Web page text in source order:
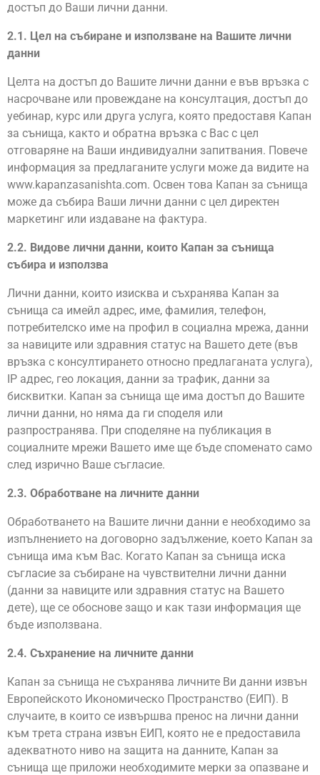
достъп до Ваши лични данни.
2.1. Цел на събиране и използване на Вашите лични
данни
Целта на достъп до Вашите лични данни е във връзка с
насрочване или провеждане на консултация, достъп до
уебинар, курс или друга услуга, която предоставя Капан
за сънища, както и обратна връзка с Вас с цел
отговаряне на Ваши индивидуални запитвания. Повече
информация за предлаганите услуги може да видите на
www.kapanzasanishta.com. Освен това Капан за сънища
може да събира Ваши лични данни с цел директен
маркетинг или издаване на фактура.
2.2. Видове лични данни, които Капан за сънища
събира и използва
Лични данни, които изисква и съхранява Капан за
сънища са имейл адрес, име, фамилия, телефон,
потребителско име на профил в социална мрежа, данни
за навиците или здравния статус на Вашето дете (във
връзка с консултирането относно предлаганата услуга),
IP адрес, гео локация, данни за трафик, данни за
бисквитки. Капан за сънища ще има достъп до Вашите
лични данни, но няма да ги споделя или
разпространява. При споделяне на публикация в
социалните мрежи Вашето име ще бъде споменато само
след изрично Ваше съгласие.
2.3. Обработване на личните данни
Обработването на Вашите лични данни е необходимо за
изпълнението на договорно задължение, което Капан за
сънища има към Вас. Когато Капан за сънища иска
съгласие за събиране на чувствителни лични данни
(данни за навиците или здравния статус на Вашето
дете), ще се обоснове защо и как тази информация ще
бъде използвана.
2.4. Съхранение на личните данни
Капан за сънища не съхранява личните Ви данни извън
Европейското Икономическо Пространство (ЕИП). В
случаите, в които се извършва пренос на лични данни
към трета страна извън ЕИП, която не е предоставила
адекватното ниво на защита на данните, Капан за
сънища ще приложи необходимите мерки за опазване и